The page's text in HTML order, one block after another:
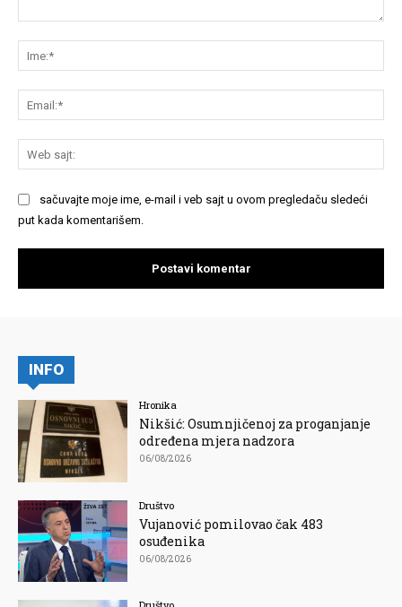
sačuvajte moje ime, e-mail i veb sajt u ovom pregledaču sledeći
put kada komentarišem.
INFO
Hronika
Nikšić: Osumnjičenoj za proganjanje
određena mjera nadzora
06/08/2026
Društvo
Vujanović pomilovao čak 483
osuđenika
06/08/2026